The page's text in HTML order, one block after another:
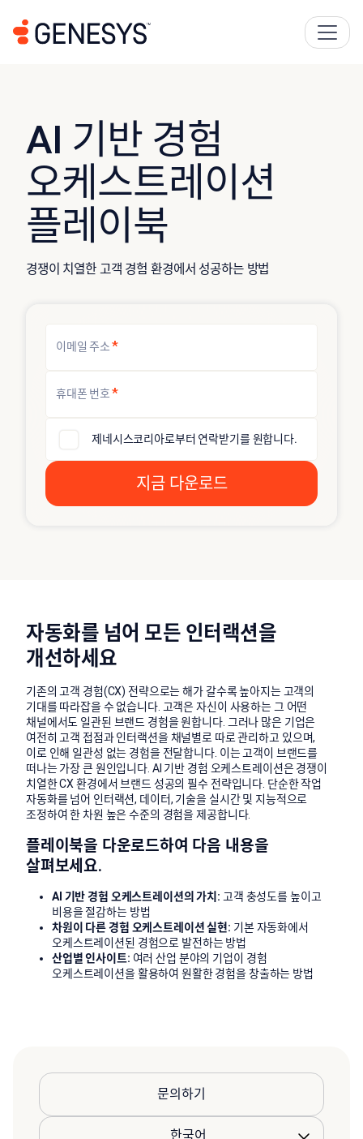
AI 기반 경험
오케스트레이션
플레이북
경쟁이 치열한 고객 경험 환경에서 성공하는 방법
이메일 주소*
휴대폰 번호*
제네시스코리아로부터 연락받기를 원합니다.
자동화를 넘어 모든 인터랙션을
개선하세요
기존의 고객 경험(CX) 전략으로는 해가 갈수록 높아지는 고객의
기대를 따라잡을 수 없습니다. 고객은 자신이 사용하는 그 어떤
채널에서도 일관된 브랜드 경험을 원합니다. 그러나 많은 기업은
여전히 고객 접점과 인터랙션을 채널별로 따로 관리하고 있으며,
이로 인해 일관성 없는 경험을 전달합니다. 이는 고객이 브랜드를
떠나는 가장 큰 원인입니다. AI 기반 경험 오케스트레이션은 경쟁이
치열한 CX 환경에서 브랜드 성공의 필수 전략입니다. 단순한 작업
자동화를 넘어 인터랙션, 데이터, 기술을 실시간 및 지능적으로
조정하여 한 차원 높은 수준의 경험을 제공합니다.
플레이북을 다운로드하여 다음 내용을
살펴보세요.
AI 기반 경험 오케스트레이션의 가치: 고객 충성도를 높이고
비용을 절감하는 방법
차원이 다른 경험 오케스트레이션 실현: 기본 자동화에서
오케스트레이션된 경험으로 발전하는 방법
산업별 인사이트: 여러 산업 분야의 기업이 경험
오케스트레이션을 활용하여 원활한 경험을 창출하는 방법
문의하기